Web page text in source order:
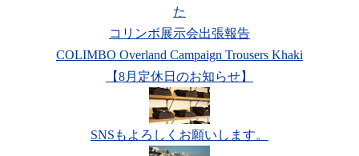
た
コリンボ展示会出張報告
COLIMBO Overland Campaign Trousers Khaki
【8月定休日のお知らせ】
SNSもよろしくお願いします。